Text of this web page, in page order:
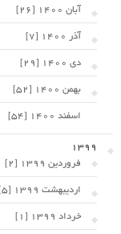
آبان 1400 [26]
آذر 1400 [7]
دی 1400 [29]
بهمن 1400 [52]
اسفند 1400 [54]
1399
فروردین 1399 [2]
اردیبهشت 1399 [5]
خرداد 1399 [1]